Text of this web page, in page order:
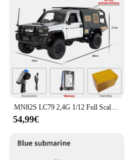
MN82S LC79 2,4G 1/12 Full Scale RC Pickup Short Truck 4WD Fernbedienung Klettern Off-road Auto Spielzeug für Jungen mädchen Weihnachten Geschenk
54,99€